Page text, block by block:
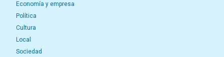
Economía y empresa
Política
Cultura
Local
Sociedad